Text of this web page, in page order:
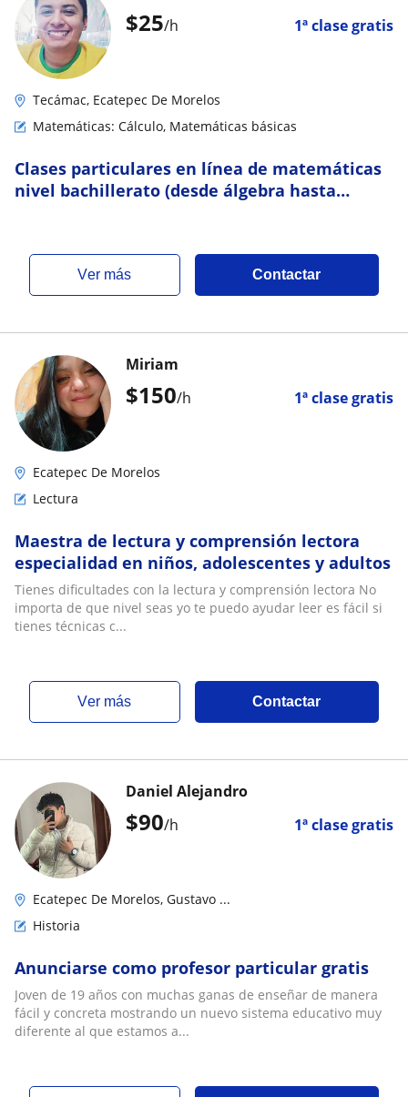
$25/h 1ª clase gratis
Tecámac, Ecatepec De Morelos
Matemáticas: Cálculo, Matemáticas básicas
Clases particulares en línea de matemáticas
nivel bachillerato (desde álgebra hasta
ver más Contactar
$150/h 1ª clase gratis
Miriam
Ecatepec De Morelos
Lectura
Maestra de lectura y comprensión lectora
especialidad en niños, adolescentes y adultos
Tienes dificultades con la lectura y comprensión lectora No
importa de que nivel seas yo te puedo ayudar leer es fácil si
tienes técnicas c...
ver más Contactar
$90/h 1ª clase gratis
Daniel Alejandro
Ecatepec De Morelos, Gustavo ...
Historia
Anunciarse como profesor particular gratis
Joven de 19 años con muchas ganas de enseñar de manera
fácil y concreta mostrando un nuevo sistema educativo muy
diferente al que estamos a...